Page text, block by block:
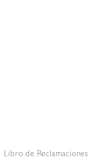
Libro de Reclamaciones